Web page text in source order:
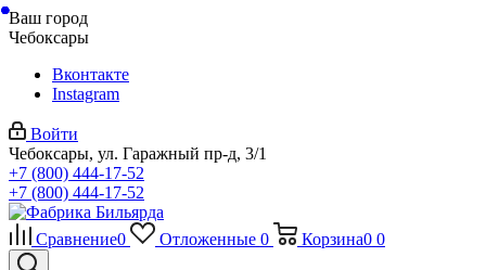
Ваш город
Чебоксары
Вконтакте
Instagram
Войти
Чебоксары, ул. Гаражный пр-д, 3/1
+7 (800) 444-17-52
+7 (800) 444-17-52
Сравнение0 Отложенные 0 Корзина0 0